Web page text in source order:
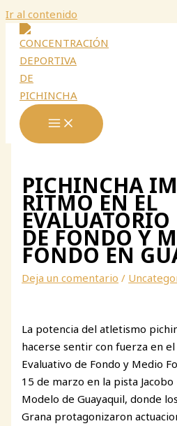
Ir al contenido
PICHINCHA
RITMO EN EL
DE FONDO Y
FONDO EN
Deja un comentario /
La potencia del atletismo
hacerse sentir con fuerza en
Evaluativo de Fondo y Medio
15 de marzo en la pista
Modelo de Guayaquil, donde
Grana protagonizaron